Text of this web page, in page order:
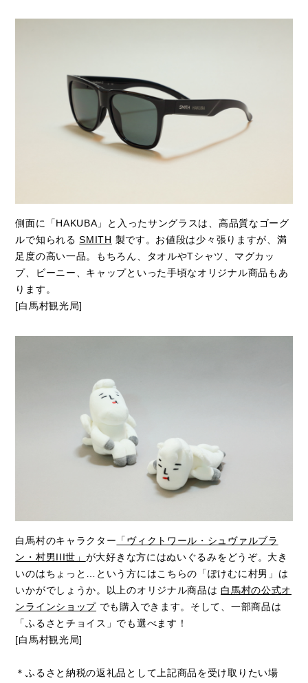
側面に「HAKUBA」と入ったサングラスは、高品質なゴーグ
ルで知られるSMITH 製です。お値段は少々張りますが、満
足度の高い一品。もちろん、タオルやTシャツ、マグカッ
プ、ビーニー、キャップといった手頃なオリジナル商品もあ
ります。
[白馬村観光局]
白馬村のキャラクター 「ヴィクトワール・シュヴァルブラ
ン・村男III世」 が大好きな方にはぬいぐるみをどうぞ。大き
いのはちょっと…という方にはこちらの「ぽけむに村男」は
いかがでしょうか。以上のオリジナル商品は 白馬村の公式オ
ンラインショップ でも購入できます。そして、一部商品は
「ふるさとチョイス」でも選べます！
[白馬村観光局]
＊ふるさと納税の返礼品として上記商品を受け取りたい場